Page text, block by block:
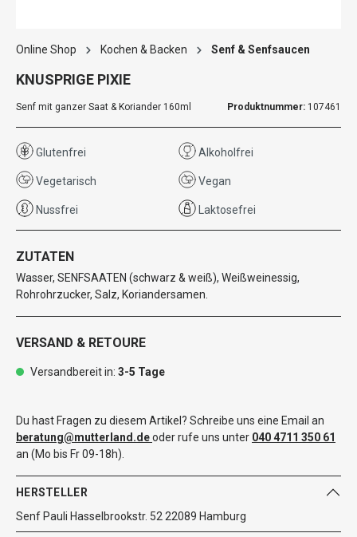
Online Shop Kochen & Backen Senf & Senfsaucen
KNUSPRIGE PIXIE
Senf mit ganzer Saat & Koriander 160ml Produktnummer: 107461
Glutenfrei Alkoholfrei
Vegetarisch Vegan
Nussfrei Laktosefrei
ZUTATEN
Wasser, SENFSAATEN (schwarz & weiß), Weißweinessig,
Rohrohrzucker, Salz, Koriandersamen.
VERSAND & RETOURE
Versandbereit in: 3-5 Tage
Du hast Fragen zu diesem Artikel? Schreibe uns eine Email an
beratung@mutterland.deoder rufe uns unter 040 4711 350 61
an (Mo bis Fr 09-18h).
HERSTELLER
Senf Pauli Hasselbrookstr. 52 22089 Hamburg